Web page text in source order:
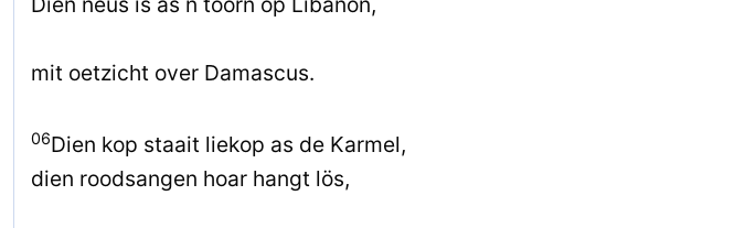
mit oetzicht over Damascus.
06Dien kop staait liekop as de Karmel,
dien roodsangen hoar hangt lös,